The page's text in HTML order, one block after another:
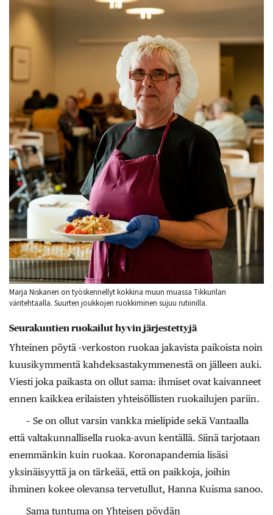
Marja Niskanen on työskennellyt kokkina muun muassa Tikkurilan
väritehtaalla. Suurten joukkojen ruokkiminen sujuu rutiinilla.
Seurakuntien ruokailut hyvin järjestettyjä
Yhteinen pöytä -verkoston ruokaa jakavista paikoista noin
kuusikymmentä kahdeksastakymmenestä on jälleen auki.
Viesti joka paikasta on ollut sama: ihmiset ovat kaivanneet
ennen kaikkea erilaisten yhteisöllisten ruokailujen pariin.
– Se on ollut varsin vankka mielipide sekä Vantaalla
että valtakunnallisella ruoka-avun kentällä. Siinä tarjotaan
enemmänkin kuin ruokaa. Koronapandemia lisäsi
yksinäisyyttä ja on tärkeää, että on paikkoja, joihin
ihminen kokee olevansa tervetullut, Hanna Kuisma sanoo.
Sama tuntuma on Yhteisen pöydän